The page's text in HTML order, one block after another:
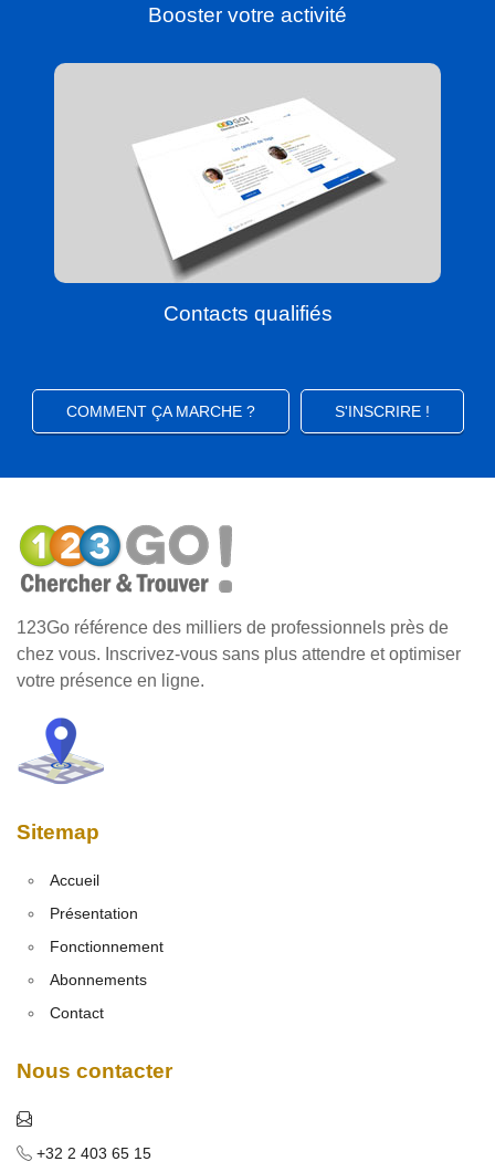
Booster votre activité
Contacts qualifiés
COMMENT ÇA MARCHE ? S'INSCRIRE !
123Go référence des milliers de professionnels près de
chez vous. Inscrivez-vous sans plus attendre et optimiser
votre présence en ligne.
Sitemap
Accueil
Présentation
Fonctionnement
Abonnements
Contact
Nous contacter
+32 2 403 65 15